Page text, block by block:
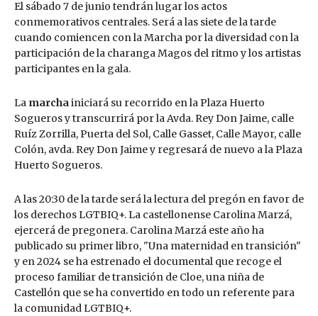
El sábado 7 de junio tendrán lugar los actos
conmemorativos centrales. Será a las siete de la tarde
cuando comiencen con la Marcha por la diversidad con la
participación de la charanga Magos del ritmo y los artistas
participantes en la gala.
La marchainiciará su recorrido en la Plaza Huerto
Sogueros y transcurrirá por la Avda. Rey Don Jaime, calle
Ruíz Zorrilla, Puerta del Sol, Calle Gasset, Calle Mayor, calle
Colón, avda. Rey Don Jaime y regresará de nuevo a la Plaza
Huerto Sogueros.
A las 20:30 de la tarde será la lectura del pregón en favor de
los derechos LGTBIQ+. La castellonense Carolina Marzá,
ejercerá de pregonera. Carolina Marzá este año ha
publicado su primer libro, "Una maternidad en transición"
y en 2024 se ha estrenado el documental que recoge el
proceso familiar de transición de Cloe, una niña de
Castellón que se ha convertido en todo un referente para
la comunidad LGTBIQ+.